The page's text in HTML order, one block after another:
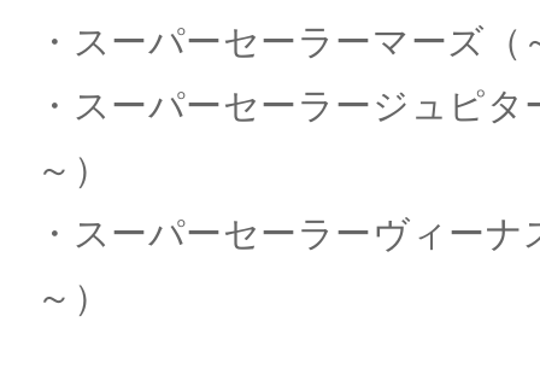
・スーパーセーラーマーズ（
・スーパーセーラージュピタ
～）
・スーパーセーラーヴィーナ
～）